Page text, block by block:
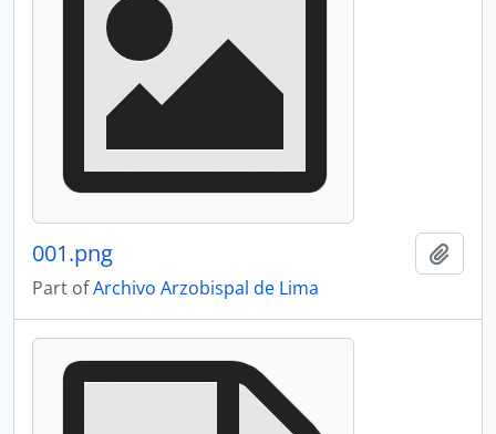
001.png
Part ofArchivo Arzobispal de Lima